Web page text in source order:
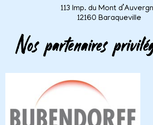
113 Imp. du Mont
12160 Baraqueville
Nos partenaires